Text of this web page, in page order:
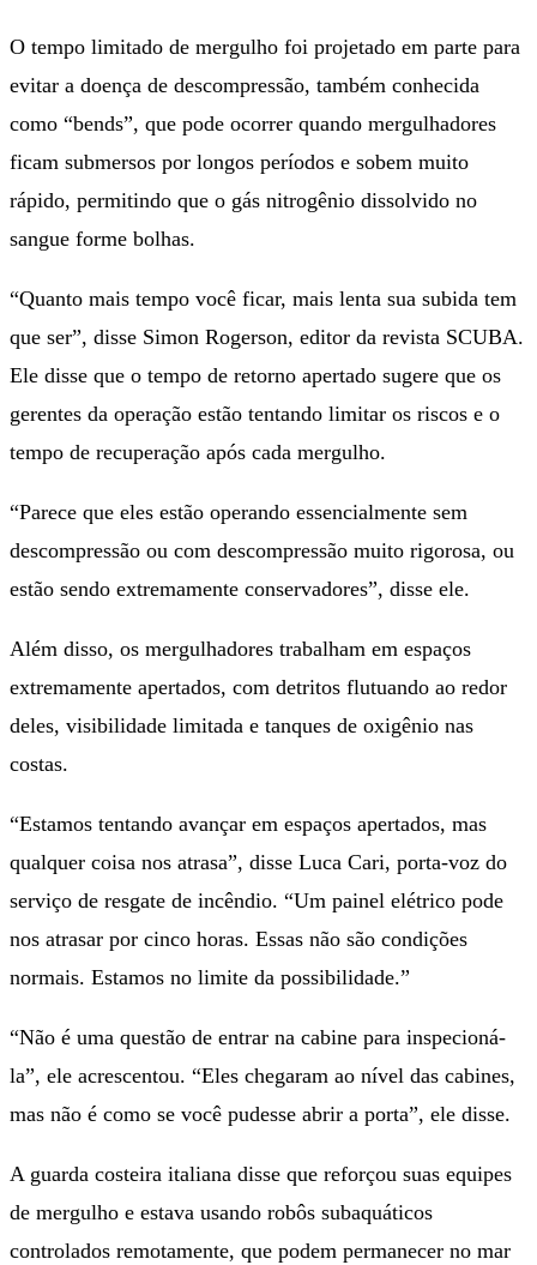
O tempo limitado de mergulho foi projetado em parte para
evitar a doença de descompressão, também conhecida
como “bends”, que pode ocorrer quando mergulhadores
ficam submersos por longos períodos e sobem muito
rápido, permitindo que o gás nitrogênio dissolvido no
sangue forme bolhas.
“Quanto mais tempo você ficar, mais lenta sua subida tem
que ser”, disse Simon Rogerson, editor da revista SCUBA.
Ele disse que o tempo de retorno apertado sugere que os
gerentes da operação estão tentando limitar os riscos e o
tempo de recuperação após cada mergulho.
“Parece que eles estão operando essencialmente sem
descompressão ou com descompressão muito rigorosa, ou
estão sendo extremamente conservadores”, disse ele.
Além disso, os mergulhadores trabalham em espaços
extremamente apertados, com detritos flutuando ao redor
deles, visibilidade limitada e tanques de oxigênio nas
costas.
“Estamos tentando avançar em espaços apertados, mas
qualquer coisa nos atrasa”, disse Luca Cari, porta-voz do
serviço de resgate de incêndio. “Um painel elétrico pode
nos atrasar por cinco horas. Essas não são condições
normais. Estamos no limite da possibilidade.”
“Não é uma questão de entrar na cabine para inspecioná-
la”, ele acrescentou. “Eles chegaram ao nível das cabines,
mas não é como se você pudesse abrir a porta”, ele disse.
A guarda costeira italiana disse que reforçou suas equipes
de mergulho e estava usando robôs subaquáticos
controlados remotamente, que podem permanecer no mar